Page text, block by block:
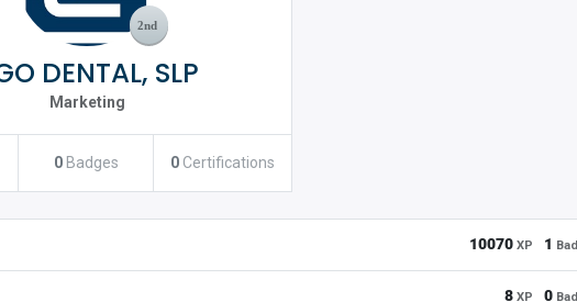
DENTAL, SLP
Marketing
0 Badges 0 Certifications
10070 XP 1
8 XP 0